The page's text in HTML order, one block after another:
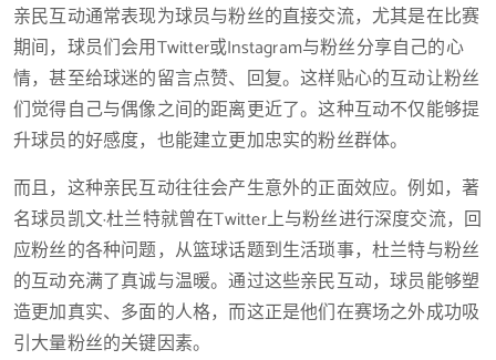
亲民互动通常表现为球员与粉丝的直接交流，尤其是在比赛
期间，球员们会用Twitter或Instagram与粉丝分享自己的心
情，甚至给球迷的留言点赞、回复。这样贴心的互动让粉丝
们觉得自己与偶像之间的距离更近了。这种互动不仅能够提
升球员的好感度，也能建立更加忠实的粉丝群体。
而且，这种亲民互动往往会产生意外的正面效应。例如，著
名球员凯文·杜兰特就曾在Twitter上与粉丝进行深度交流，回
应粉丝的各种问题，从篮球话题到生活琐事，杜兰特与粉丝
的互动充满了真诚与温暖。通过这些亲民互动，球员能够塑
造更加真实、多面的人格，而这正是他们在赛场之外成功吸
引大量粉丝的关键因素。